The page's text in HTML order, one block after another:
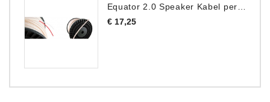
Equator 2.0 Speaker Kabel per meter
€ 17,25Prijs